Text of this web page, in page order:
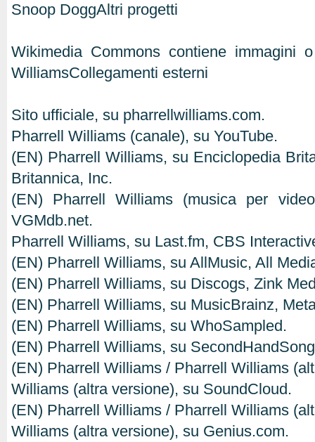
Snoop DoggAltri progetti
Wikimedia Commons contiene immagini
WilliamsCollegamenti esterni
Sito ufficiale, su pharrellwilliams.com.
Pharrell Williams (canale), su YouTube.
(EN) Pharrell Williams, su Enciclopedia
Britannica, Inc.
(EN) Pharrell Williams (musica per
VGMdb.net.
Pharrell Williams, su Last.fm, CBS
(EN) Pharrell Williams, su AllMusic, All
(EN) Pharrell Williams, su Discogs, Zink
(EN) Pharrell Williams, su MusicBrainz,
(EN) Pharrell Williams, su WhoSampled.
(EN) Pharrell Williams, su
(EN) Pharrell Williams / Pharrell Williams
Williams (altra versione), su SoundCloud.
(EN) Pharrell Williams / Pharrell Williams
Williams (altra versione), su Genius.com.